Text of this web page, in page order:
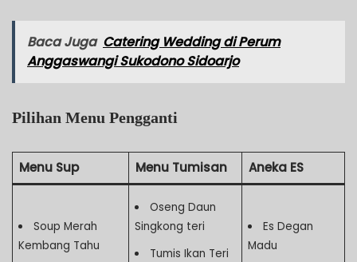
Baca Juga Catering Wedding di Perum
Anggaswangi Sukodono Sidoarjo
Pilihan Menu Pengganti
Menu Sup Menu Tumisan Aneka ES
Soup Merah
Kembang Tahu
Oseng Daun
Singkong teri
Tumis Ikan Teri
Es Degan
Madu